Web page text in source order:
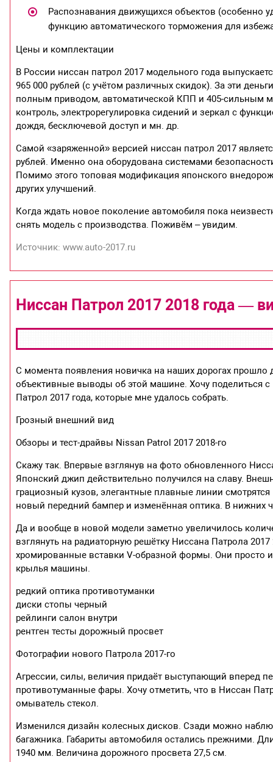
Распознавания движущихся объектов (особенно
функцию автоматического торможения для
Цены и комплектации
В России ниссан патрол 2017 модельного года
965 000 рублей (с учётом различных скидок). За эти
полным приводом, автоматической КПП и 405-сильным
контроль, электрорегулировка сидений и зеркал с
дождя, бесключевой доступ и мн. др.
Самой «заряженной» версией ниссан патрол 2017
рублей. Именно она оборудована системами
Помимо этого топовая модификация японского
других улучшений.
Когда ждать новое поколение автомобиля пока
снять модель с производства. Поживём – увидим.
Источник: www.auto-2017.ru
Ниссан Патрол 2017 2018 года —
С момента появления новичка на наших дорогах прошло
объективные выводы об этой машине. Хочу
Патрол 2017 года, которые мне удалось собрать.
Грозный внешний вид
Обзоры и тест-драйвы Nissan Patrol 2017 2018-го
Скажу так. Впервые взглянув на фото обновленного
Японский джип действительно получился на славу.
грациозный кузов, элегантные плавные линии
новый передний бампер и изменённая оптика. В нижних
Да и вообще в новой модели заметно увеличилось
взглянуть на радиаторную решётку Ниссана Патрола
хромированные вставки V-образной формы. Они
крылья машины.
редкий оптика противотуманки
диски стопы черный
рейлинги салон внутри
рентген тесты дорожный просвет
Фотографии нового Патрола 2017-го
Агрессии, силы, величия придаёт выступающий вперед
противотуманные фары. Хочу отметить, что в Ниссан
омыватель стекол.
Изменился дизайн колесных дисков. Сзади можно
багажника. Габариты автомобиля остались прежними.
1940 мм. Величина дорожного просвета 27,5 см.